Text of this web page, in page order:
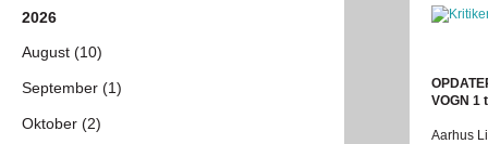
VOGN 1
Aarhus
2026
August (10)
September (1)
Oktober (2)